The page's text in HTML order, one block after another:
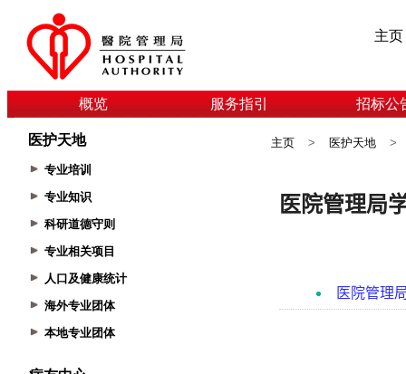
主页
概览 服务指引 招标公
医护天地
专业培训
专业知识
科研道德守则
专业相关项目
人口及健康统计
海外专业团体
本地专业团体
主页 > 医护天地 >